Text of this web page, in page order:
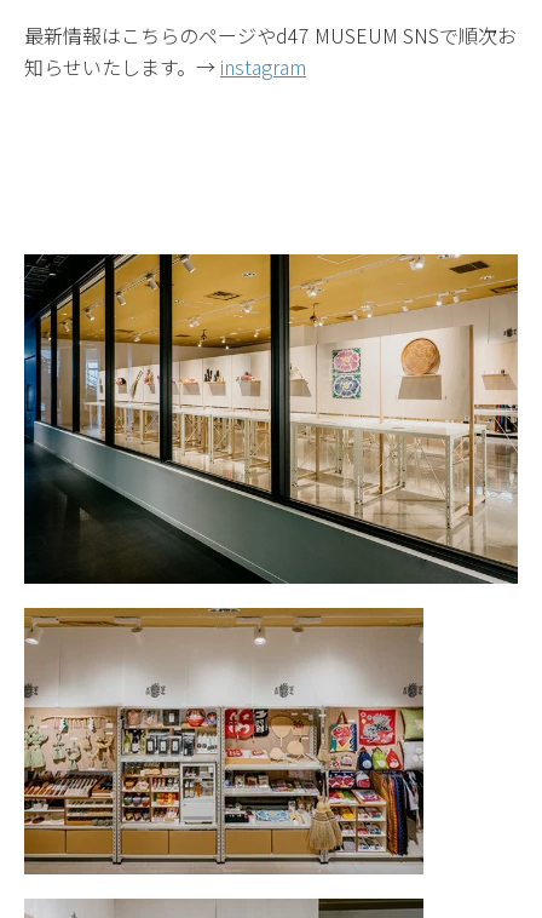
最新情報はこちらのページやd47 MUSEUM SNSで順次お
知らせいたします。→ instagram